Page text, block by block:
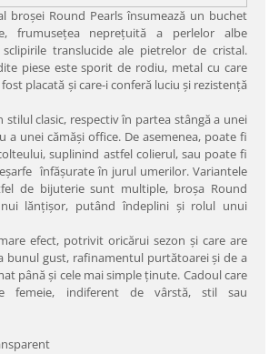
broşei Round Pearls însumează un buchet
frumuseţea nepreţuită a perlelor albe
translucide ale pietrelor de cristal.
piese este sporit de rodiu, metal cu care
placată şi care-i conferă luciu şi rezistenţă
clasic, respectiv în partea stângă a unei
a unei cămăşi office. De asemenea, poate fi
suplinind astfel colierul, sau poate fi
înfăşurate în jurul umerilor. Variantele
de bijuterie sunt multiple, broşa Round
lănţişor, putând îndeplini şi rolul unui
efect, potrivit oricărui sezon şi care are
bunul gust, rafinamentul purtătoarei şi de a
până şi cele mai simple ţinute. Cadoul care
femeie, indiferent de vârstă, stil sau